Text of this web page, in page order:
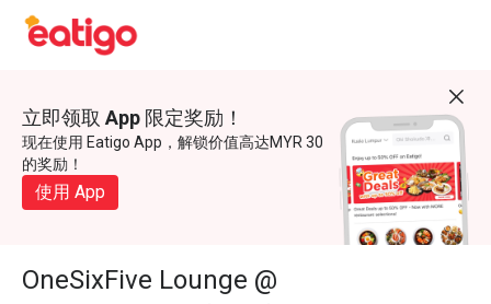
立即领取 App 限定奖励！
现在使用 Eatigo App，解锁价值高达MYR 30
的奖励！
使用 App
OneSixFive Lounge @